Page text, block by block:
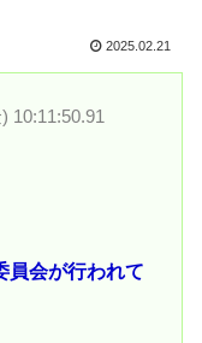
2025.02.21
10:11:50.91
員会が行われて